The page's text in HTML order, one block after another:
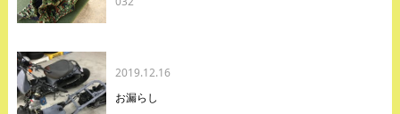
2019.12.16
お漏らし